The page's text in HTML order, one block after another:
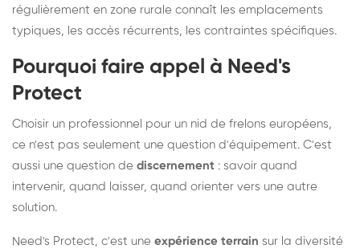
régulièrement en zone rurale connaît les emplacements
typiques, les accès récurrents, les contraintes spécifiques.
Pourquoi faire appel à Need's
Protect
Choisir un professionnel pour un nid de frelons européens,
ce n'est pas seulement une question d'équipement. C'est
aussi une question de discernement : savoir quand
intervenir, quand laisser, quand orienter vers une autre
solution.
Need's Protect, c'est une expérience terrain sur la diversité